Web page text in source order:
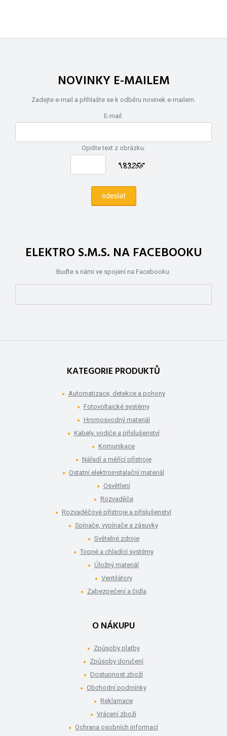
NOVINKY E-MAILEM
Zadejte e-mail a přihlašte se k odběru novinek e-mailem.
E-mail:
Opište text z obrázku:
ELEKTRO S.M.S. NA FACEBOOKU
Buďte s námi ve spojení na Facebooku.
KATEGORIE PRODUKTŮ
Automatizace, detekce a pohony
Fotovoltaické systémy
Hromosvodný materiál
Kabely, vodiče a příslušenství
Komunikace
Nářadí a měřící přístroje
Ostatní elektroinstalační materiál
Osvětlení
Rozvaděče
Rozvaděčové přístroje a příslušenství
Spínače, vypínače a zásuvky
Světelné zdroje
Topné a chladící systémy
Úložný materiál
Ventilátory
Zabezpečení a čidla
O NÁKUPU
Způsoby platby
Způsoby doručení
Dostupnost zboží
Obchodní podmínky
Reklamace
Vrácení zboží
Ochrana osobních informací